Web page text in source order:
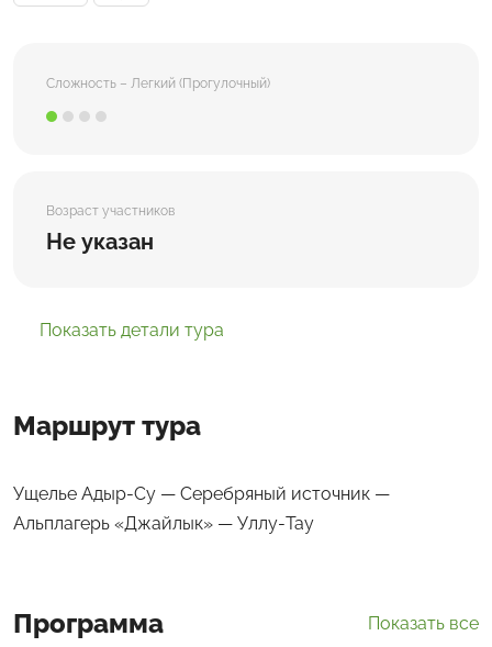
Сложность – Легкий (Прогулочный)
Возраст участников
Не указан
Показать детали тура
Маршрут тура
Ущелье Адыр-Су — Серебряный источник —
Альплагерь «Джайлык» — Уллу-Тау
Программа Показать все